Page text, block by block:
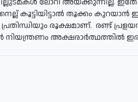
കൂട്ടിയിട്ടാല്‍ തൂക്കം
രൂക്ഷമാണ്. രണ്ട്
അക്ഷരാര്‍ത്ഥത്തില്‍